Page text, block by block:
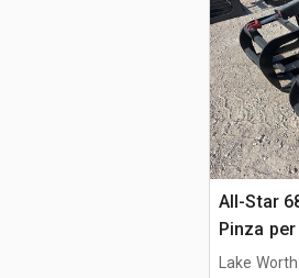
All-Star
Pinza
Lake